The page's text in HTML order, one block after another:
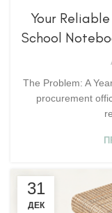
Your
School
The Problem: A
procurement
31
ДЕК